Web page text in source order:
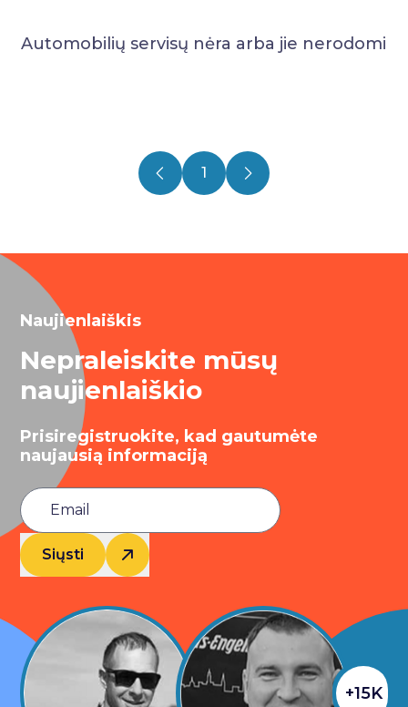
Automobilių servisų nėra arba jie nerodomi
1
Naujienlaiškis
Nepraleiskite mūsų
naujienlaiškio
Prisiregistruokite, kad gautumėte
naujausią informaciją
Siųsti
+15K